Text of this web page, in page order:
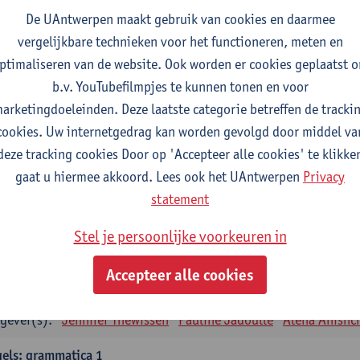
studiepunten
Remco Sleiderink
tot de algemene taalwetenschap
2E SEM
studiepunten
Astrid De Wit Peter Petré
verplichte opleidingsonderdelen
Marilize Pretorius Alena Anishchanka
Taalbeheersing 2
2E SEM
Jennifer Thewissen Pauline Jadoulle Alena
grammatica 1
De UAntwerpen maakt gebruik van cookies en daarmee
vergelijkbare technieken voor het functioneren, meten en
van de website. Ook worden er cookies geplaatst
b.v. YouTubefilmpjes te kunnen tonen en voor
Deze laatste categorie betreffen de
Uw internetgedrag kan worden gevolgd door middel
tracking cookies Door op 'Accepteer alle cookies' te
gaat u hiermee akkoord. Lees ook het UAntwerpen Privacy
statement
Stel je persoonlijke voorkeuren in
Accepteer alle cookies